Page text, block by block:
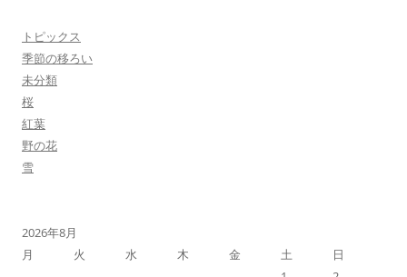
トピックス
季節の移ろい
未分類
桜
紅葉
野の花
雪
2026年8月
月
火 水 木 金 土
日